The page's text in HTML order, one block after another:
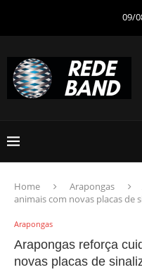
09/
Home Arapongas
animais com novas placas de
Arapongas
Arapongas reforça
novas placas de